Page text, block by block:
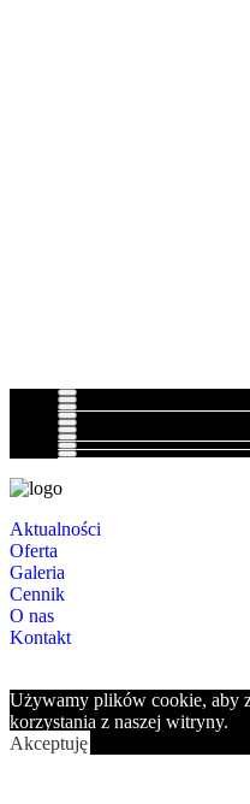
Aktualności
Oferta
Galeria
Cennik
O nas
Kontakt
Używamy plików cookie, aby
korzystania z naszej witryny.
Akceptuję